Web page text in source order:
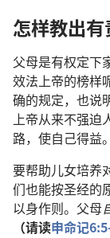
怎样教出有
父母是有权定下
效法上帝的榜样
确的规定，也说
上帝从来不强迫
路，使自己得益。
要帮助儿女培养
们也能按圣经的
以身作则。父母
（请读申命记6:5-